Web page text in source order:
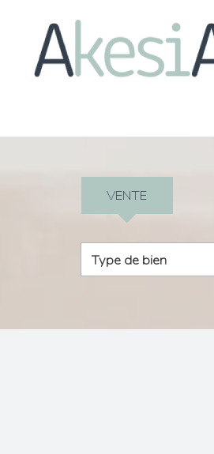
VENTE
Type de bien